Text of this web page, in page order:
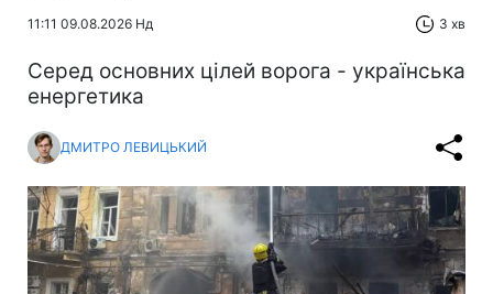
11:11 09.08.2026 Нд 3 хв
Серед основних цілей ворога - українська
енергетика
ДМИТРО ЛЕВИЦЬКИЙ